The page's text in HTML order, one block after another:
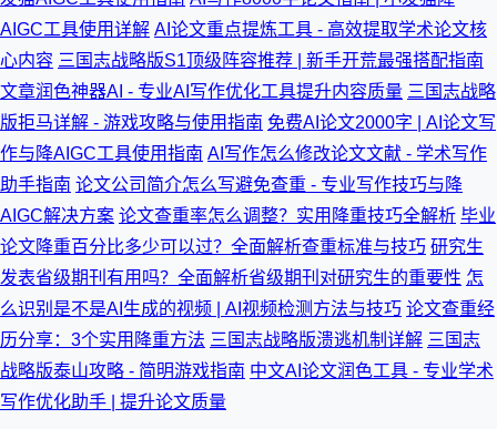
AIGC工具使用详解 AI论文重点提炼工具 - 高效提取学术论文核
心内容 三国志战略版S1顶级阵容推荐 | 新手开荒最强搭配指南
文章润色神器AI - 专业AI写作优化工具提升内容质量 三国志战略
版拒马详解 - 游戏攻略与使用指南 免费AI论文2000字 | AI论文写
作与降AIGC工具使用指南 AI写作怎么修改论文文献 - 学术写作
助手指南 论文公司简介怎么写避免查重 - 专业写作技巧与降
AIGC解决方案 论文查重率怎么调整？实用降重技巧全解析 毕业
论文降重百分比多少可以过？全面解析查重标准与技巧 研究生
发表省级期刊有用吗？全面解析省级期刊对研究生的重要性 怎
么识别是不是AI生成的视频 | AI视频检测方法与技巧 论文查重经
历分享：3个实用降重方法 三国志战略版溃逃机制详解 三国志
战略版泰山攻略 - 简明游戏指南 中文AI论文润色工具 - 专业学术
写作优化助手 | 提升论文质量